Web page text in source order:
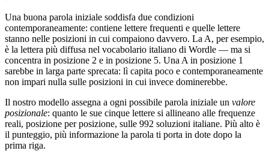
Una buona parola iniziale soddisfa due condizioni
contemporaneamente: contiene lettere frequenti e quelle lettere
stanno nelle posizioni in cui compaiono davvero. La A, per esempio,
è la lettera più diffusa nel vocabolario italiano di Wordle — ma si
concentra in posizione 2 e in posizione 5. Una A in posizione 1
sarebbe in larga parte sprecata: lì capita poco e contemporaneamente
non impari nulla sulle posizioni in cui invece dominerebbe.
Il nostro modello assegna a ogni possibile parola iniziale un valore
posizionale: quanto le sue cinque lettere si allineano alle frequenze
reali, posizione per posizione, sulle 992 soluzioni italiane. Più alto è
il punteggio, più informazione la parola ti porta in dote dopo la
prima riga.